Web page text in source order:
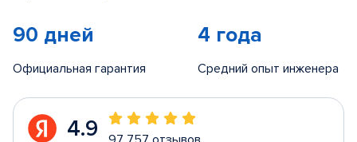
90 дней
Официальная гарантия
4 года
Средний опыт инженера
4.9